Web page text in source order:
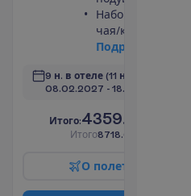
Набор для
чая/кофе
Подр
9 н. в отеле (11 н. всего)
08.02.2027 - 18.02.2027
И того:4359.00
Итого8718.00
О полет